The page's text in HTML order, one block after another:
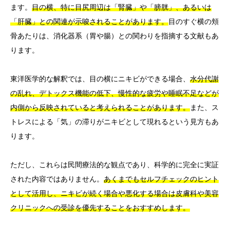
ます。 目の横、特に目尻周辺は「腎臓」や「膀胱」、あるいは
「肝臓」との関連が示唆されることがあります。目のすぐ横の頬
骨あたりは、消化器系（胃や腸）との関わりを指摘する文献もあ
ります。
東洋医学的な解釈では、目の横にニキビができる場合、 水分代謝
の乱れ、デトックス機能の低下、慢性的な疲労や睡眠不足などが
内側から反映されていると考えられることがあります。また、ス
トレスによる「気」の滞りがニキビとして現れるという見方もあ
ります。
ただし、これらは民間療法的な観点であり、科学的に完全に実証
された内容ではありません。 あくまでもセルフチェックのヒント
として活用し、ニキビが続く場合や悪化する場合は皮膚科や美容
クリニックへの受診を優先することをおすすめします。